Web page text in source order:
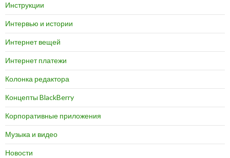
Инструкции
Интервью и истории
Интернет вещей
Интернет платежи
Колонка редактора
Концепты BlackBerry
Корпоративные приложения
Музыка и видео
Новости